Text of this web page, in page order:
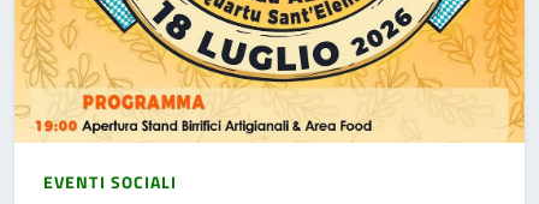
EVENTI SOCIALI